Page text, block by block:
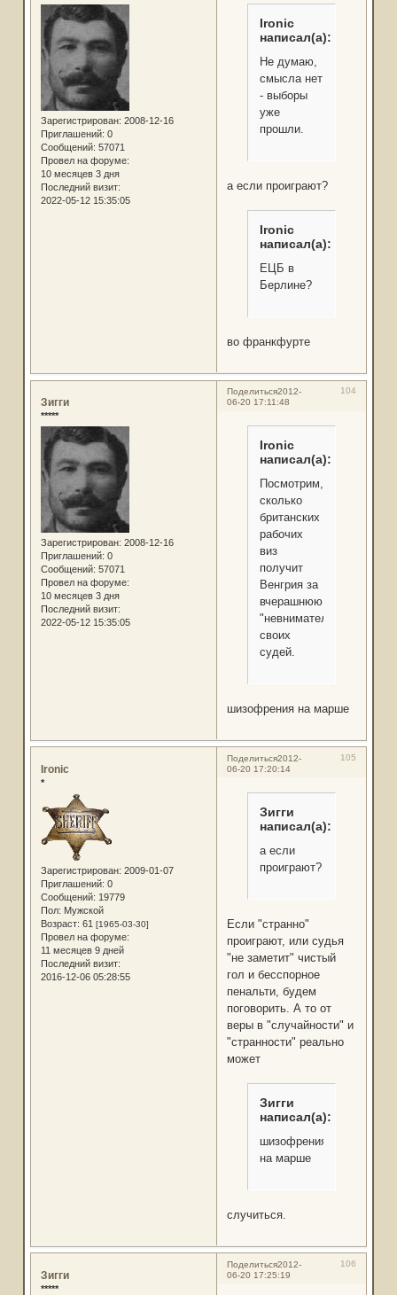
Зарегистрирован: 2008-12-16
Приглашений: 0
Сообщений: 57071
Провел на форуме:
10 месяцев 3 дня
Последний визит:
2022-05-12 15:35:05
Ironic
написал(а):
Не думаю,
смысла нет
- выборы
уже
прошли.
а если проиграют?
Ironic
написал(а):
ЕЦБ в
Берлине?
во франкфурте
Поделиться 104
2012-
06-20 17:11:48
Зигги
*****
Зарегистрирован: 2008-12-16
Приглашений: 0
Сообщений: 57071
Провел на форуме:
10 месяцев 3 дня
Последний визит:
2022-05-12 15:35:05
Ironic
написал(а):
Посмотрим,
сколько
британских
рабочих
виз
получит
Венгрия за
вчерашнюю
"невнимательность"
своих
судей.
шизофрения на марше
Поделиться 105
2012-
06-20 17:20:14
Ironic
*
Зарегистрирован: 2009-01-07
Приглашений: 0
Сообщений: 19779
Пол: Мужской
Возраст: 61 [1965-03-30]
Провел на форуме:
11 месяцев 9 дней
Последний визит:
2016-12-06 05:28:55
Зигги
написал(а):
а если
проиграют?
Если "странно"
проиграют, или судья
"не заметит" чистый
гол и бесспорное
пенальти, будем
поговорить. А то от
веры в "случайности" и
"странности" реально
может
Зигги
написал(а):
шизофрения
на марше
случиться.
Поделиться 106
2012-
06-20 17:25:19
Зигги
*****